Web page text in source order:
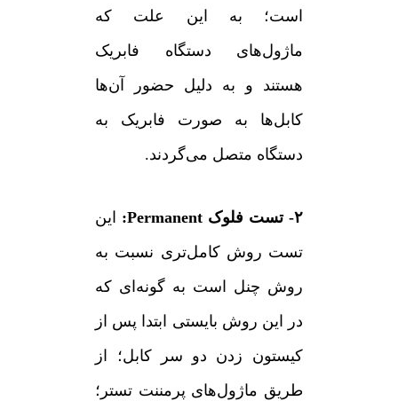
است؛ به این علت که
ماژول‌های دستگاه فابریک
هستند و به دلیل حضور آن‌ها
کابل‌ها به صورت فابریک به
دستگاه متصل می‌گردند.
۲- تست فلوک Permanent:
این
تست روش کامل‌تری نسبت به
روش چنل است به گونه‌ای که
در این روش بایستی ابتدا پس از
کیستون زدن دو سر کابل؛ از
طریق ماژول‌های پرمننت تستر؛